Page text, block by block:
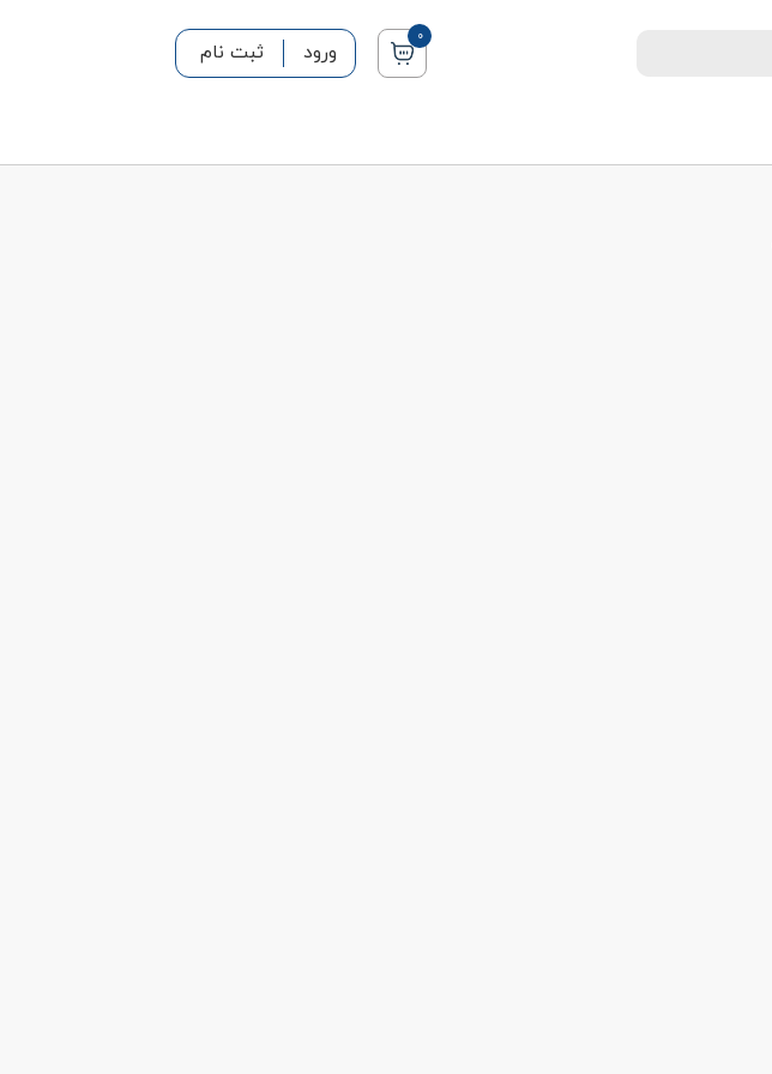
0
ورود ثبت نام